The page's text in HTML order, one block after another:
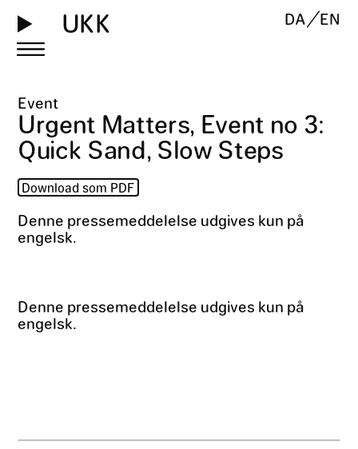
UKK DA EN
Event
Urgent Matters, Event no 3:
Quick Sand, Slow Steps
Download som PDF
Denne pressemeddelelse udgives kun på
engelsk.
Denne pressemeddelelse udgives kun på
engelsk.